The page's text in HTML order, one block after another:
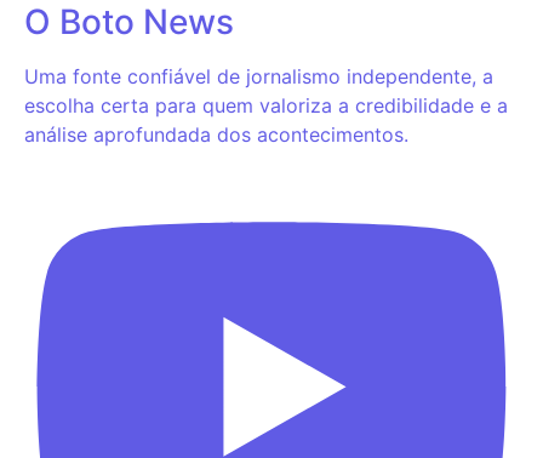
O Boto News
Uma fonte confiável de jornalismo independente, a
escolha certa para quem valoriza a credibilidade e a
análise aprofundada dos acontecimentos.